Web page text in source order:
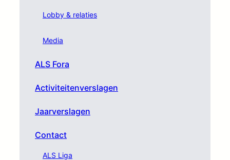
Lobby & relaties
Media
ALS Fora
Activiteitenverslagen
Jaarverslagen
Contact
ALS Liga